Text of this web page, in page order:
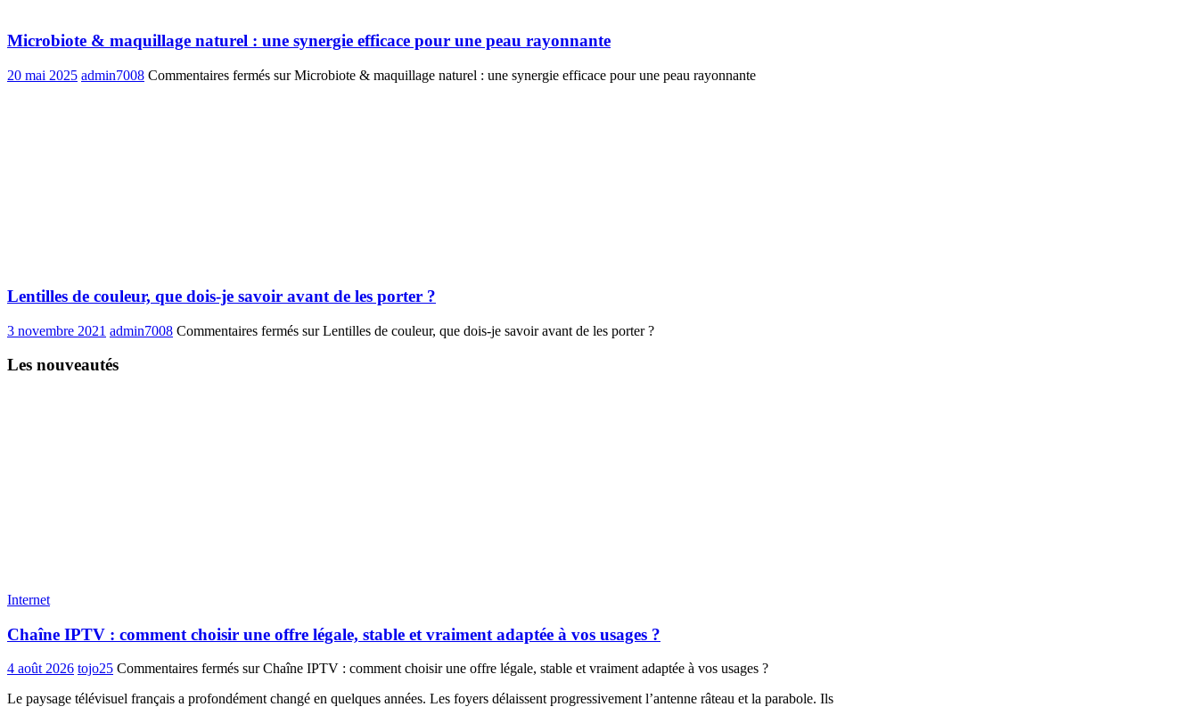
Microbiote & maquillage naturel : une synergie efficace pour une peau rayonnante
20 mai 2025 admin7008 Commentaires fermés sur Microbiote & maquillage naturel : une synergie efficace pour une peau rayonnante
Lentilles de couleur, que dois-je savoir avant de les porter ?
3 novembre 2021 admin7008 Commentaires fermés sur Lentilles de couleur, que dois-je savoir avant de les porter ?
Les nouveautés
Internet
Chaîne IPTV : comment choisir une offre légale, stable et vraiment adaptée à vos usages ?
4 août 2026 tojo25 Commentaires fermés sur Chaîne IPTV : comment choisir une offre légale, stable et vraiment adaptée à vos usages ?
Le paysage télévisuel français a profondément changé en quelques années. Les foyers délaissent progressivement l’antenne râteau et la parabole. Ils